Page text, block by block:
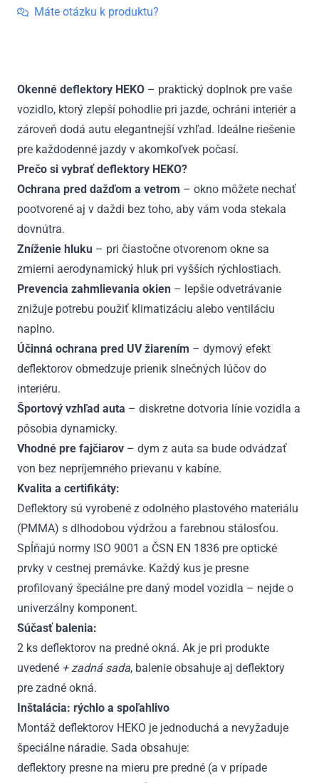
5D Máte otázku k produktu?
Okenné deflektory HEKO – praktický doplnok pre vaše
vozidlo, ktorý zlepší pohodlie pri jazde, ochráni interiér a
zároveň dodá autu elegantnejší vzhľad. Ideálne riešenie
pre každodenné jazdy v akomkoľvek počasí.
Prečo si vybrať deflektory HEKO?
Ochrana pred dažďom a vetrom – okno môžete nechať
pootvorené aj v daždi bez toho, aby vám voda stekala
dovnútra.
Zníženie hluku – pri čiastočne otvorenom okne sa
zmierni aerodynamický hluk pri vyšších rýchlostiach.
Prevencia zahmlievania okien – lepšie odvetrávanie
znižuje potrebu použiť klimatizáciu alebo ventiláciu
naplno.
Účinná ochrana pred UV žiarením – dymový efekt
deflektorov obmedzuje prienik slnečných lúčov do
interiéru.
Športový vzhľad auta – diskretne dotvoria línie vozidla a
pôsobia dynamicky.
Vhodné pre fajčiarov – dym z auta sa bude odvádzať
von bez nepríjemného prievanu v kabíne.
Kvalita a certifikáty:
Deflektory sú vyrobené z odolného plastového materiálu
(PMMA) s dlhodobou výdržou a farebnou stálosťou.
Spĺňajú normy ISO 9001 a ČSN EN 1836 pre optické
prvky v cestnej premávke. Každý kus je presne
profilovaný špeciálne pre daný model vozidla – nejde o
univerzálny komponent.
Súčasť balenia:
2 ks deflektorov na predné okná. Ak je pri produkte
uvedené + zadná sada, balenie obsahuje aj deflektory
pre zadné okná.
Inštalácia: rýchlo a spoľahlivo
Montáž deflektorov HEKO je jednoduchá a nevyžaduje
špeciálne náradie. Sada obsahuje:
deflektory presne na mieru pre predné (a v prípade